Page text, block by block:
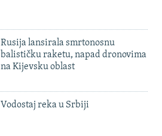
Rusija lansirala smrtonosnu
balističku raketu, napad dronovima
na Kijevsku oblast
Vodostaj reka u Srbiji